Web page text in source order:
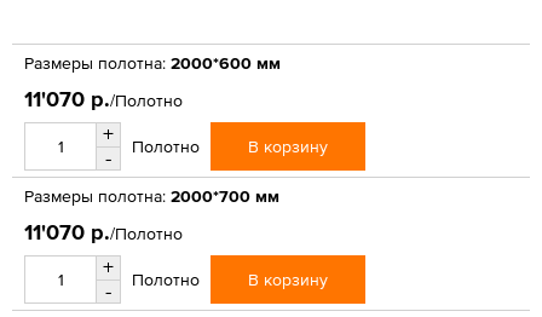
Размеры полотна: 2000*600 мм
11'070 р./Полотно
+
-
Полотно В корзину
Размеры полотна: 2000*700 мм
11'070 р./Полотно
+
-
Полотно В корзину